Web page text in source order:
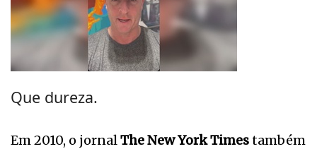
Que dureza.
Em 2010, o jornal The New York Timestambém